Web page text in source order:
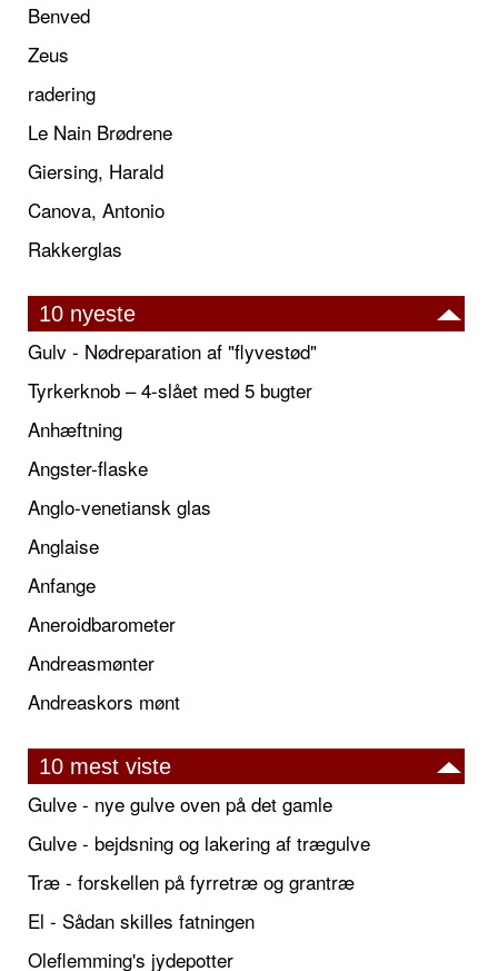
Benved
Zeus
radering
Le Nain Brødrene
Giersing, Harald
Canova, Antonio
Rakkerglas
10 nyeste
Gulv - Nødreparation af "flyvestød"
Tyrkerknob – 4-slået med 5 bugter
Anhæftning
Angster-flaske
Anglo-venetiansk glas
Anglaise
Anfange
Aneroidbarometer
Andreasmønter
Andreaskors mønt
10 mest viste
Gulve - nye gulve oven på det gamle
Gulve - bejdsning og lakering af trægulve
Træ - forskellen på fyrretræ og grantræ
El - Sådan skilles fatningen
Oleflemming's jydepotter